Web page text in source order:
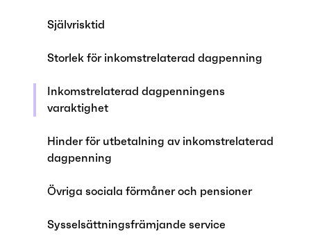
Självrisktid
Storlek för inkomstrelaterad dagpenning
Inkomstrelaterad dagpenningens
varaktighet
Hinder för utbetalning av inkomstrelaterad
dagpenning
Övriga sociala förmåner och pensioner
Sysselsättningsfrämjande service